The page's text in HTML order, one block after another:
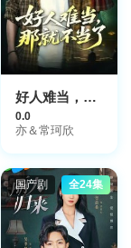
好人难当，那就不当了
0.0
亦＆常珂欣
国产剧 全24集